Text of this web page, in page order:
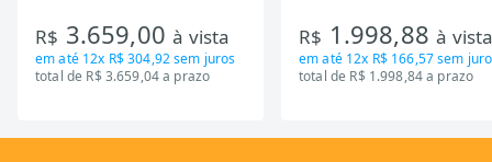
RT650EVK463)
R$ 3.659,00à vista
em até 12x R$ 304,92sem juros
total de R$ 3.659,04 a prazo
Mecanica GSB13HBTA-PT
R$ 1.998,88à
em até 12x R$ 166,57sem
total de R$ 1.998,84 a prazo